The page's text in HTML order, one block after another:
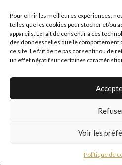
Pour offrir les meilleures expériences,
telles que les cookies pour stocker et/ou
appareils. Le fait de consentir à ces
des données telles que le comportement
ce site. Le fait de ne pas consentir ou de
un effet négatif sur certaines
Voir les
Politique de
© 2026 – All Right Reserved. Designed